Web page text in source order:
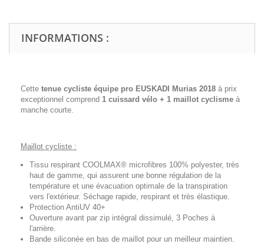
INFORMATIONS :
Cette tenue cycliste équipe pro EUSKADI Murias 2018 à prix
exceptionnel comprend 1 cuissard vélo + 1 maillot cyclisme à
manche courte.
Maillot cycliste :
Tissu respirant COOLMAX® microfibres 100% polyester, très
haut de gamme, qui assurent une bonne régulation de la
température et une évacuation optimale de la transpiration
vers l'extérieur. Séchage rapide, respirant et très élastique.
Protection AntiUV 40+
Ouverture avant par zip intégral dissimulé, 3 Poches à
l'arrière.
Bande siliconée en bas de maillot pour un meilleur maintien.